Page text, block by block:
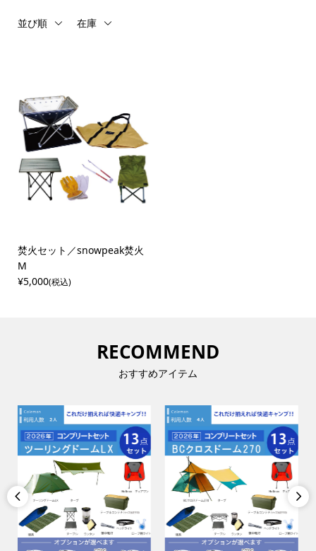
並び順 在庫
焚火セット／snowpeak焚火
М
¥5,000(税込)
RECOMMEND
おすすめアイテム
 